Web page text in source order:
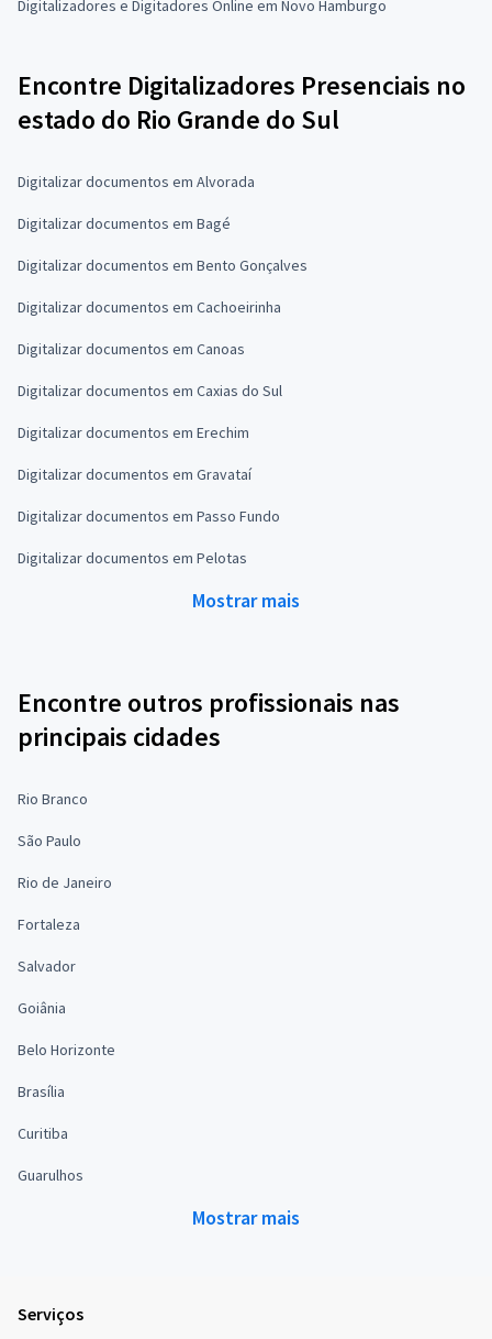
Digitalizadores e Digitadores Online em Novo Hamburgo
Encontre Digitalizadores Presenciais no
estado do Rio Grande do Sul
Digitalizar documentos em Alvorada
Digitalizar documentos em Bagé
Digitalizar documentos em Bento Gonçalves
Digitalizar documentos em Cachoeirinha
Digitalizar documentos em Canoas
Digitalizar documentos em Caxias do Sul
Digitalizar documentos em Erechim
Digitalizar documentos em Gravataí
Digitalizar documentos em Passo Fundo
Digitalizar documentos em Pelotas
Mostrar mais
Encontre outros profissionais nas
principais cidades
Rio Branco
São Paulo
Rio de Janeiro
Fortaleza
Salvador
Goiânia
Belo Horizonte
Brasília
Curitiba
Guarulhos
Mostrar mais
Serviços